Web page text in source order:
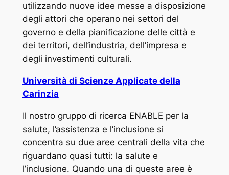
utilizzando nuove idee messe a disposizione
degli attori che operano nei settori del
governo e della pianificazione delle città e
dei territori, dell’industria, dell’impresa e
degli investimenti culturali.
Università di Scienze Applicate della
Carinzia
Il nostro gruppo di ricerca ENABLE per la
salute, l’assistenza e l’inclusione si
concentra su due aree centrali della vita che
riguardano quasi tutti: la salute e
l’inclusione. Quando una di queste aree è